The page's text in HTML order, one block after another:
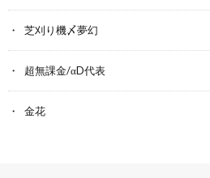
芝刈り機〆夢幻
超無課金/αD代表
金花